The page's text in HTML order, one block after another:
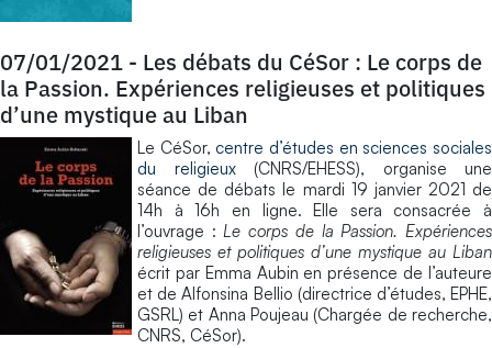
07/01/2021 - Les débats du CéSor : Le corps de
la Passion. Expériences religieuses et politiques
d’une mystique au Liban
Le CéSor, centre d’études en sciences sociales
du religieux(CNRS/EHESS), organise une
séance de débats le mardi 19 janvier 2021 de
14h à 16h en ligne. Elle sera consacrée à
l’ouvrage :Le corps de la Passion. Expériences
religieuses et politiques d’une mystique au Liban
écrit par Emma Aubin en présence de l’auteure
et de Alfonsina Bellio (directrice d’études, EPHE,
GSRL) et Anna Poujeau (Chargée de recherche,
CNRS, CéSor).